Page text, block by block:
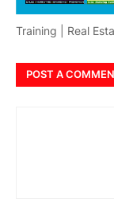
Training | Real
POST A